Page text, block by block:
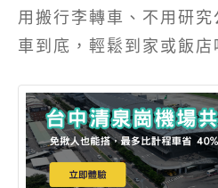
用搬行李轉車、不用研
車到底，輕鬆到家或飯店